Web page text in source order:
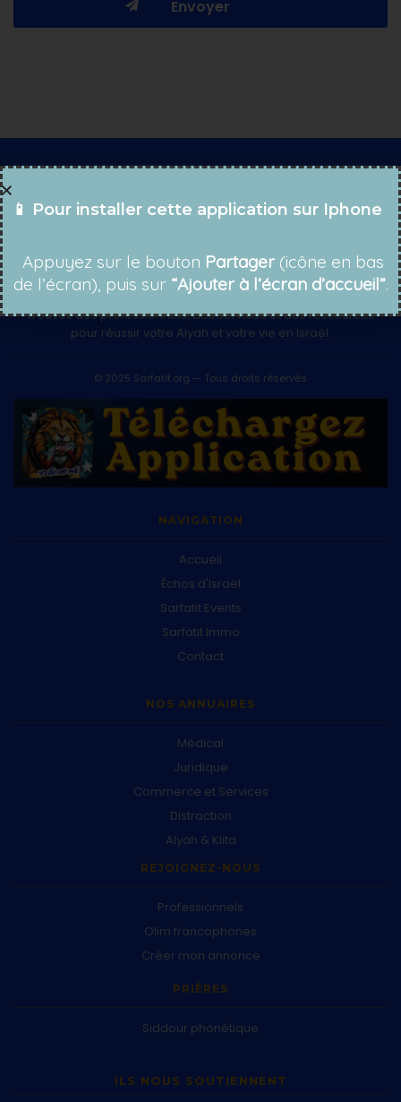
Téléchargez l'Application
L'annuaire francophone
de référence en Israël
Trouvez des professionnels, des services et des ressources
pour réussir votre Alyah et votre vie en Israël.
© 2025 Sarfatit.org — Tous droits réservés
NAVIGATION
Accueil
Échos d'Israël
Sarfatit Events
Sarfatit Immo
Contact
NOS ANNUAIRES
Médical
Juridique
Commerce et Services
Distraction
Alyah & Klita
REJOIGNEZ-NOUS
Professionnels
Olim francophones
Créer mon annonce
PRIÈRES
Siddour phonétique
ILS NOUS SOUTIENNENT
📱 Pour installer cette application sur Iphone
Appuyez sur le bouton Partager(icône en bas
de l’écran), puis sur “Ajouter à l’écran d’accueil”.